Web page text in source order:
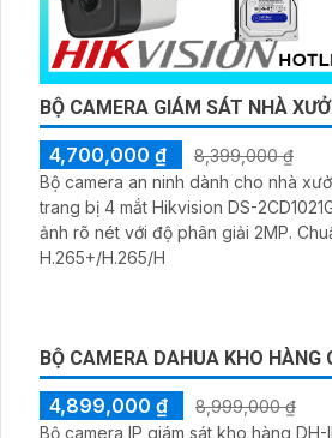
BỘ CAMERA GIÁM SÁT NHÀ
4,700,000 ₫
8,399,000 ₫
Bộ camera an ninh dành cho nhà
trang bị 4 mắt Hikvision DS-
ảnh rõ nét với độ phân giải 2MP.
H.265+/H.265/H